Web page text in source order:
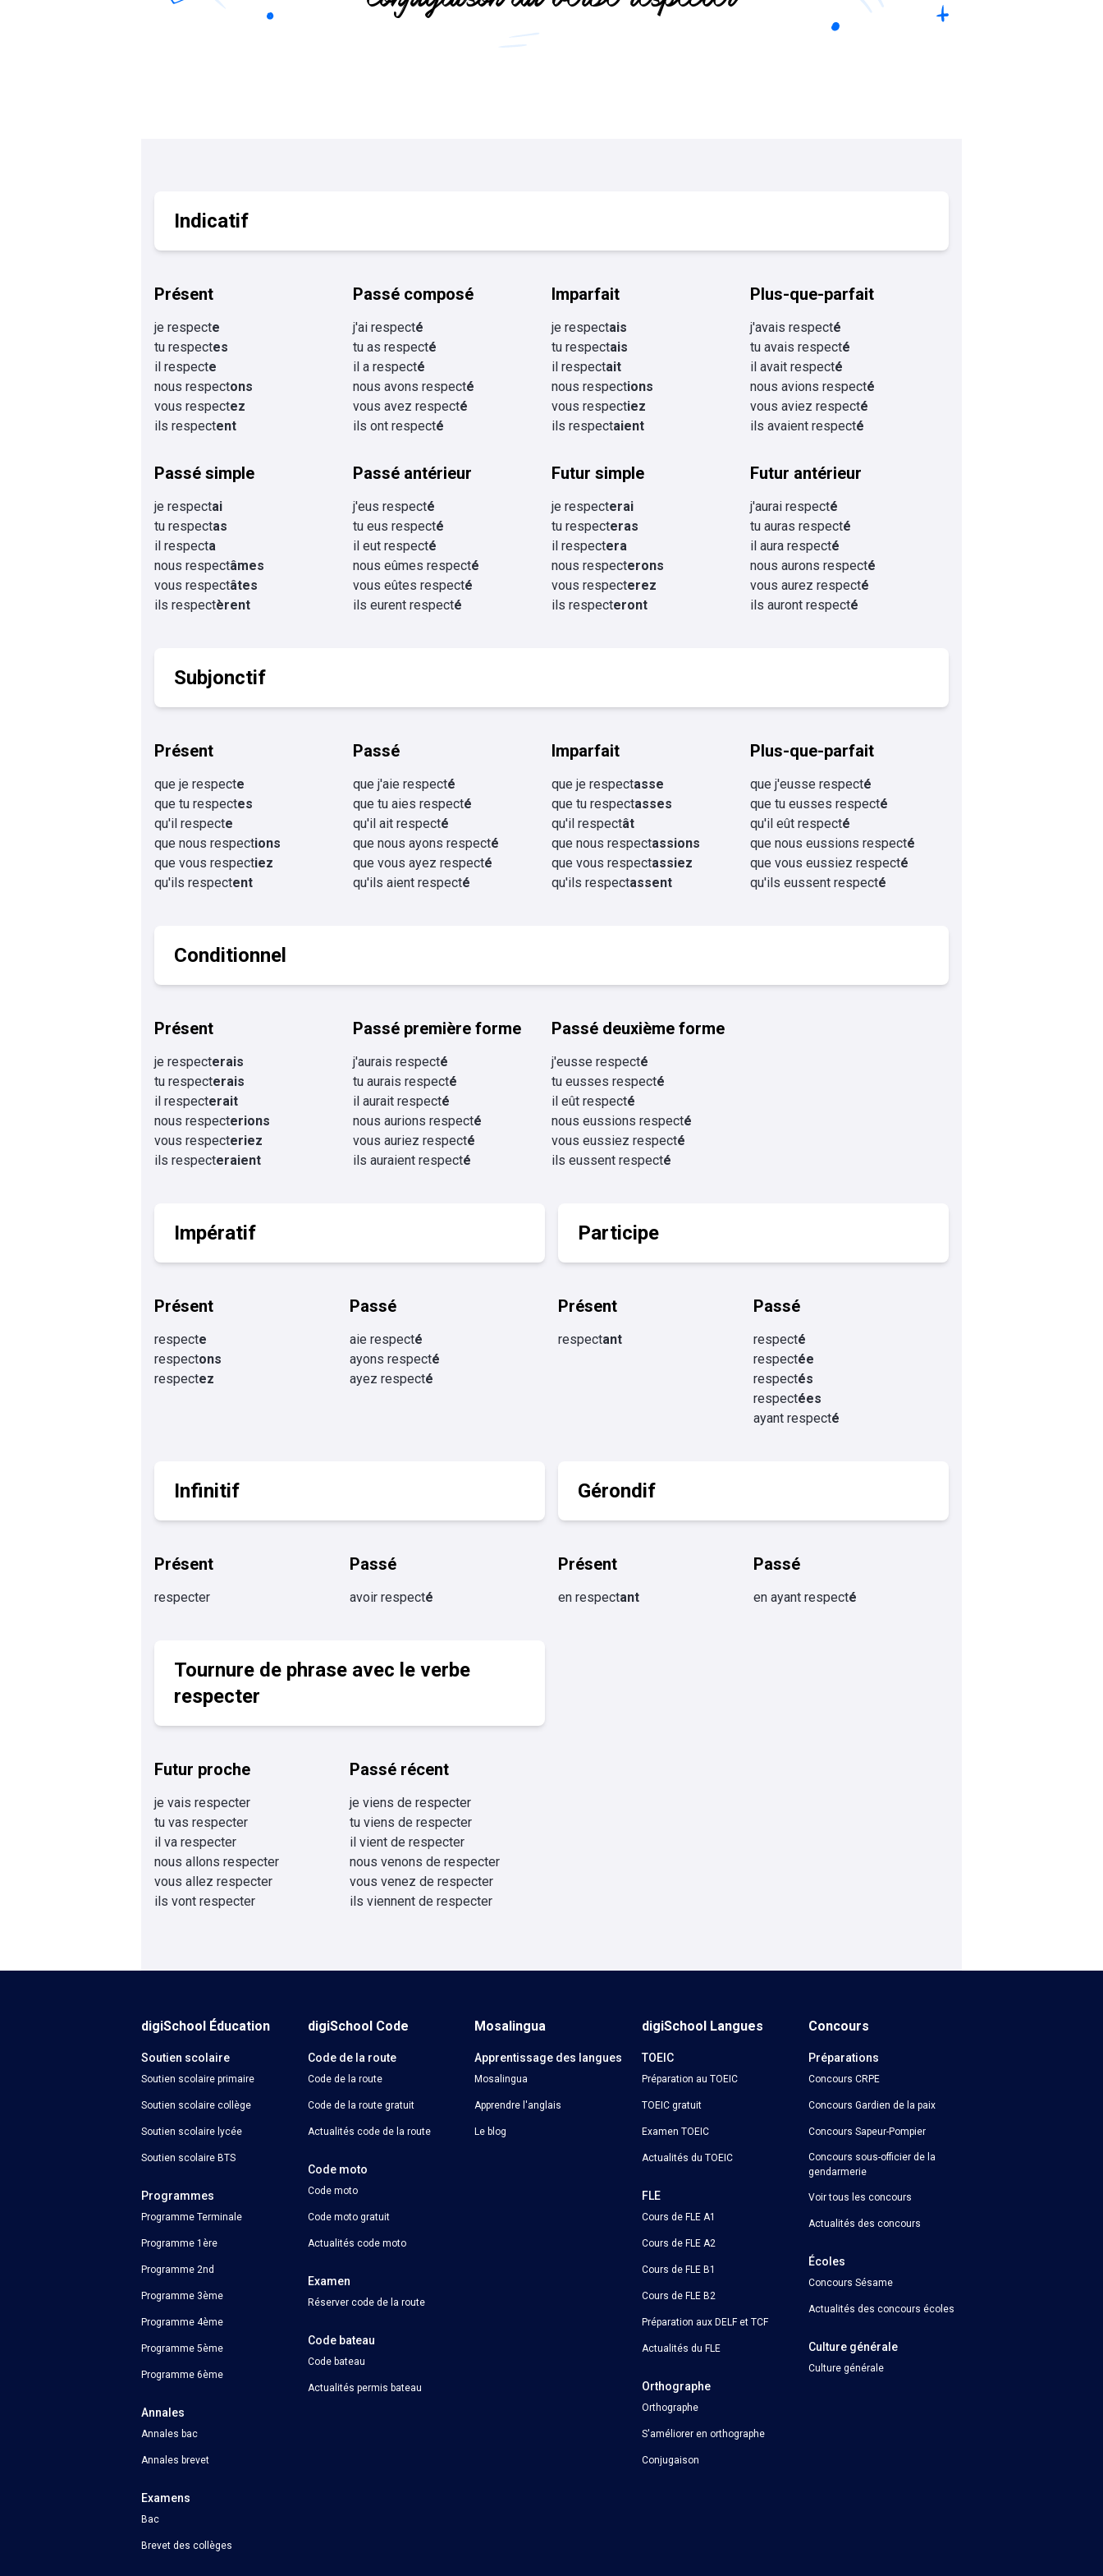
Flashcards Collège
Indicatif
Présent
je respecte
tu respectes
il respecte
nous respectons
vous respectez
ils respectent
Passé composé
j'ai respecté
tu as respecté
il a respecté
nous avons respecté
vous avez respecté
ils ont respecté
Imparfait
je respectais
tu respectais
il respectait
nous respections
vous respectiez
ils respectaient
Plus-que-parfait
j'avais respecté
tu avais respecté
il avait respecté
nous avions respecté
vous aviez respecté
ils avaient respecté
Passé simple
je respectai
tu respectas
il respecta
nous respectâmes
vous respectâtes
ils respectèrent
Passé antérieur
j'eus respecté
tu eus respecté
il eut respecté
nous eûmes respecté
vous eûtes respecté
ils eurent respecté
Futur simple
je respecterai
tu respecteras
il respectera
nous respecterons
vous respecterez
ils respecteront
Futur antérieur
j'aurai respecté
tu auras respecté
il aura respecté
nous aurons respecté
vous aurez respecté
ils auront respecté
Subjonctif
Présent
que je respecte
que tu respectes
qu'il respecte
que nous respections
que vous respectiez
qu'ils respectent
Passé
que j'aie respecté
que tu aies respecté
qu'il ait respecté
que nous ayons respecté
que vous ayez respecté
qu'ils aient respecté
Imparfait
que je respectasse
que tu respectasses
qu'il respectât
que nous respectassions
que vous respectassiez
qu'ils respectassent
Plus-que-parfait
que j'eusse respecté
que tu eusses respecté
qu'il eût respecté
que nous eussions respecté
que vous eussiez respecté
qu'ils eussent respecté
Conditionnel
Présent
je respecterais
tu respecterais
il respecterait
nous respecterions
vous respecteriez
ils respecteraient
Passé première forme
j'aurais respecté
tu aurais respecté
il aurait respecté
nous aurions respecté
vous auriez respecté
ils auraient respecté
Passé deuxième forme
j'eusse respecté
tu eusses respecté
il eût respecté
nous eussions respecté
vous eussiez respecté
ils eussent respecté
Impératif
Présent
respecte
respectons
respectez
Passé
aie respecté
ayons respecté
ayez respecté
Participe
Présent
respectant
Passé
respecté
respectée
respectés
respectées
ayant respecté
Infinitif
Présent
respecter
Passé
avoir respecté
Gérondif
Présent
en respectant
Passé
en ayant respecté
Tournure de phrase avec le verbe
respecter
Futur proche
je vais respecter
tu vas respecter
il va respecter
nous allons respecter
vous allez respecter
ils vont respecter
Passé récent
je viens de respecter
tu viens de respecter
il vient de respecter
nous venons de respecter
vous venez de respecter
ils viennent de respecter
digiSchool Éducation
Soutien scolaire
Soutien scolaire primaire
Soutien scolaire collège
Soutien scolaire lycée
Soutien scolaire BTS
Programmes
Programme Terminale
Programme 1ère
Programme 2nd
Programme 3ème
Programme 4ème
Programme 5ème
Programme 6ème
Annales
Annales bac
Annales brevet
Examens
Bac
Brevet des collèges
digiSchool Code
Code de la route
Code de la route
Code de la route gratuit
Actualités code de la route
Code moto
Code moto
Code moto gratuit
Actualités code moto
Examen
Réserver code de la route
Code bateau
Code bateau
Actualités permis bateau
Mosalingua
Apprentissage des langues
Mosalingua
Apprendre l'anglais
Le blog
digiSchool Langues
TOEIC
Préparation au TOEIC
TOEIC gratuit
Examen TOEIC
Actualités du TOEIC
FLE
Cours de FLE A1
Cours de FLE A2
Cours de FLE B1
Cours de FLE B2
Préparation aux DELF et TCF
Actualités du FLE
Orthographe
Orthographe
S'améliorer en orthographe
Conjugaison
Concours
Préparations
Concours CRPE
Concours Gardien de la paix
Concours Sapeur-Pompier
Concours sous-officier de la
gendarmerie
Voir tous les concours
Actualités des concours
Écoles
Concours Sésame
Actualités des concours écoles
Culture générale
Culture générale